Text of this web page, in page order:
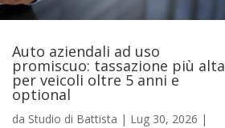
Auto aziendali ad uso
promiscuo: tassazione più alta
per veicoli oltre 5 anni e
optional
da Studio di Battista | Lug 30, 2026 |